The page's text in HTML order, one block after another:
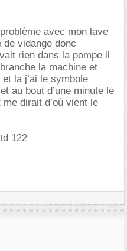
avec mon lave
vidange donc
rien dans la pompe il
la machine et
la j’ai le symbole
au bout d’une minute le
dirait d’où vient le
122